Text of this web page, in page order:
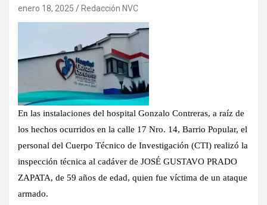
enero 18, 2025 Redacción NVC
En las instalaciones del hospital Gonzalo Contreras, a raíz de
los hechos ocurridos en la calle 17 Nro. 14, Barrio Popular, el
personal del Cuerpo Técnico de Investigación (CTI) realizó la
inspección técnica al cadáver de JOSÉ GUSTAVO PRADO
ZAPATA, de 59 años de edad, quien fue víctima de un ataque
armado.